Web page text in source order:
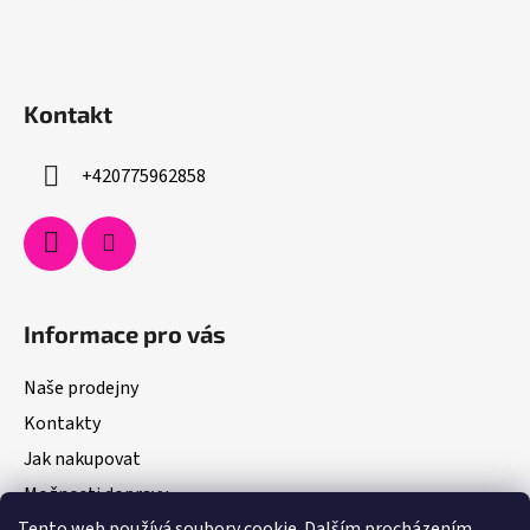
Kontakt
+420775962858
Informace pro vás
Naše prodejny
Kontakty
Jak nakupovat
Možnosti dopravy